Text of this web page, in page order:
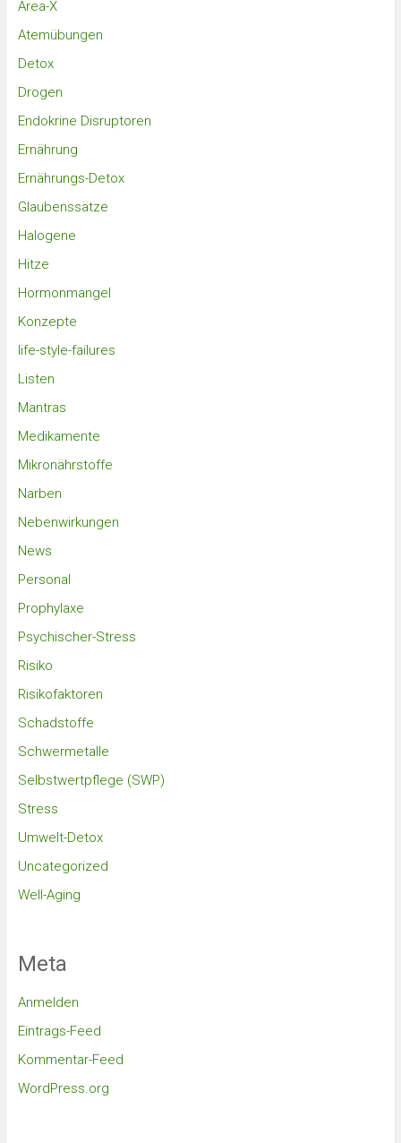
Area-X
Atemübungen
Detox
Drogen
Endokrine Disruptoren
Ernährung
Ernährungs-Detox
Glaubenssätze
Halogene
Hitze
Hormonmangel
Konzepte
life-style-failures
Listen
Mantras
Medikamente
Mikronährstoffe
Narben
Nebenwirkungen
News
Personal
Prophylaxe
Psychischer-Stress
Risiko
Risikofaktoren
Schadstoffe
Schwermetalle
Selbstwertpflege (SWP)
Stress
Umwelt-Detox
Uncategorized
Well-Aging
Meta
Anmelden
Eintrags-Feed
Kommentar-Feed
WordPress.org